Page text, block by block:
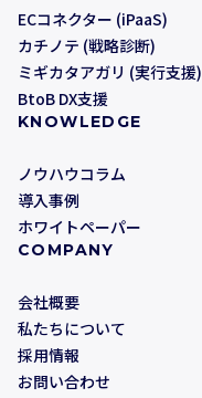
ECコネクター (iPaaS)
カチノテ (戦略診断)
ミギカタアガリ (実行支援)
BtoB DX支援
KNOWLEDGE
ノウハウコラム
導入事例
ホワイトペーパー
COMPANY
会社概要
私たちについて
採用情報
お問い合わせ